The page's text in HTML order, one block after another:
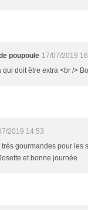
poupoule 17/07/2019
qui doit être extra <br />
2019 14:53
gourmandes pour les
et bonne journée